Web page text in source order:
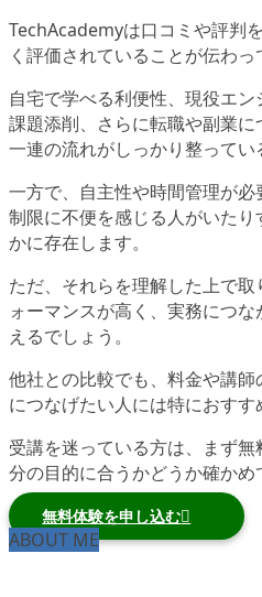
TechAcademyは口コミや評判
く評価されていることが伝わっ
自宅で学べる利便性、現役エ
課題添削、さらに転職や副業に
一連の流れがしっかり整ってい
一方で、自主性や時間管理が
制限に不便を感じる人がいた
かに存在します。
ただ、それらを理解した上で
ォーマンスが高く、実務につ
えるでしょう。
他社との比較でも、料金や講
につなげたい人には特におすす
受講を迷っている方は、まず
分の目的に合うかどうか確かめ
無料体験を申し込む
ABOUT ME